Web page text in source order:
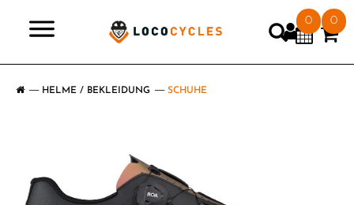
0 0
HELME / BEKLEIDUNG SCHUHE